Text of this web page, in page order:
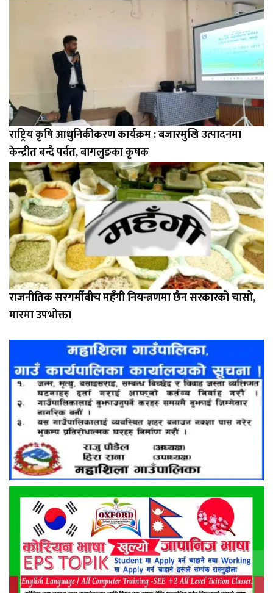
राष्ट्रिय कृषि आधुनिकीकरण कार्यक्रम : बजारमुखि उत्पादनमा
केन्द्रीत बन्दै पर्वत, बागलुङका कृषक
राजनीतिक सरगर्मीबीच महँगी नियन्त्रणमा छैन सरकारको चासो,
मारमा उपभोक्ता